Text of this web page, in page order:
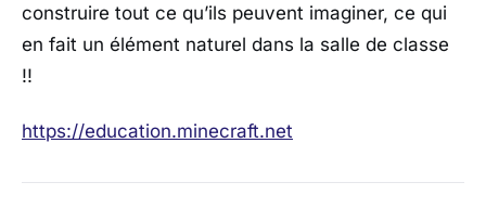
construire tout ce qu’ils peuvent imaginer, ce qui
en fait un élément naturel dans la salle de classe
!!
https://education.minecraft.net